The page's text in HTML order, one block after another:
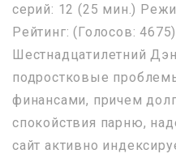
серий: 12 (25 мин.)
Рейтинг: (Голосов:
Шестнадцатилетний
подростковые
финансами, причем
спокойствия парню,
сайт активно